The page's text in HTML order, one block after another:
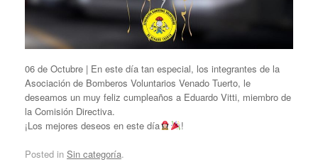
06 de Octubre | En este día tan especial, los integrantes de la
Asociación de Bomberos Voluntarios Venado Tuerto, le
deseamos un muy feliz cumpleaños a Eduardo Vitti, miembro de
la Comisión Directiva.
¡Los mejores deseos en este día
!
Posted in Sin categoría.